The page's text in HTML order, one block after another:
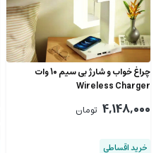
چراغ خواب و شارژ بی سیم 10 وات
Wireless Charger
4,148,000 تومان
خرید اقساطی